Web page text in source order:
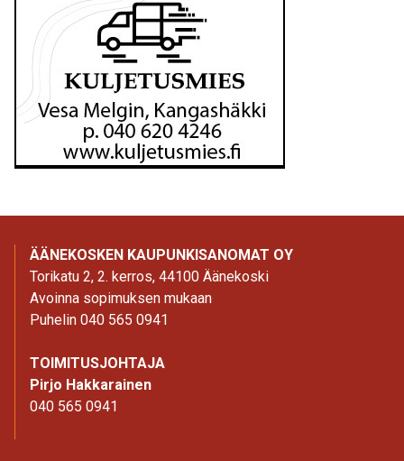
ÄÄNEKOSKEN KAUPUNKISANOMAT OY
Torikatu 2, 2. kerros, 44100 Äänekoski
Avoinna sopimuksen mukaan
Puhelin 040 565 0941
TOIMITUSJOHTAJA
Pirjo Hakkarainen
040 565 0941